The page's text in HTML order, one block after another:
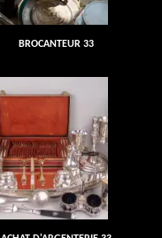
BROCANTEUR 33